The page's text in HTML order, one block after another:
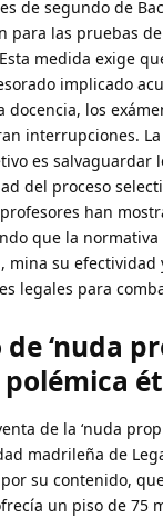
de segundo de
para las pruebas de
medida exige
implicado
los
interrupciones.
es salvaguardar
del proceso
han
que la
mina su efectividad
legales para
‘nuda
de la ‘nuda
madrileña de
su contenido,
un piso de 75